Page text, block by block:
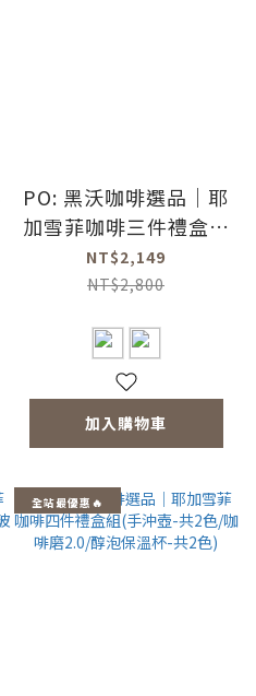
PO: 黑沃咖啡選品｜耶
加雪菲咖啡三件禮盒組
(咖啡磨2.0/醇泡保溫
杯-共2色)
NT$2,149
NT$2,800
加入購物車
全站最優惠🔥